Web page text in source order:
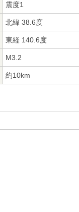
震度1
北緯 38.6度
東経 140.6度
M3.2
約10km